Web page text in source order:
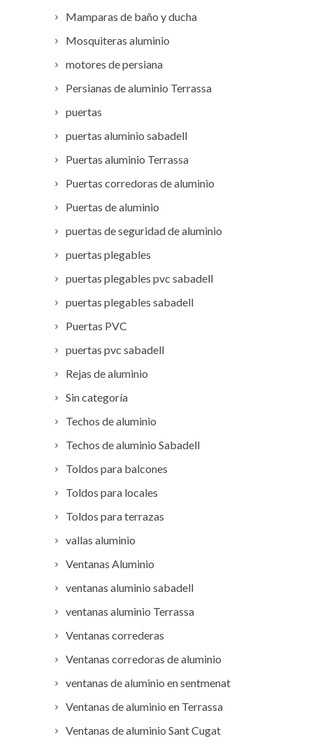
Mamparas de baño y ducha
Mosquiteras aluminio
motores de persiana
Persianas de aluminio Terrassa
puertas
puertas aluminio sabadell
Puertas aluminio Terrassa
Puertas corredoras de aluminio
Puertas de aluminio
puertas de seguridad de aluminio
puertas plegables
puertas plegables pvc sabadell
puertas plegables sabadell
Puertas PVC
puertas pvc sabadell
Rejas de aluminio
Sin categoría
Techos de aluminio
Techos de aluminio Sabadell
Toldos para balcones
Toldos para locales
Toldos para terrazas
vallas aluminio
Ventanas Aluminio
ventanas aluminio sabadell
ventanas aluminio Terrassa
Ventanas correderas
Ventanas corredoras de aluminio
ventanas de aluminio en sentmenat
Ventanas de aluminio en Terrassa
Ventanas de aluminio Sant Cugat